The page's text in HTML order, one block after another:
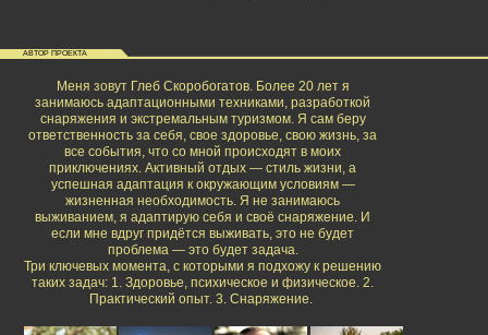
АВТОР ПРОЕКТА
Меня зовут Глеб Скоробогатов. Более 20 лет я
занимаюсь адаптационными техниками, разработкой
снаряжения и экстремальным туризмом. Я сам беру
ответственность за себя, свое здоровье, свою жизнь, за
все события, что со мной происходят в моих
приключениях. Активный отдых — стиль жизни, а
успешная адаптация к окружающим условиям —
жизненная необходимость. Я не занимаюсь
выживанием, я адаптирую себя и своё снаряжение. И
если мне вдруг придётся выживать, это не будет
проблема — это будет задача.
Три ключевых момента, с которыми я подхожу к решению
таких задач: 1. Здоровье, психическое и физическое. 2.
Практический опыт. 3. Снаряжение.